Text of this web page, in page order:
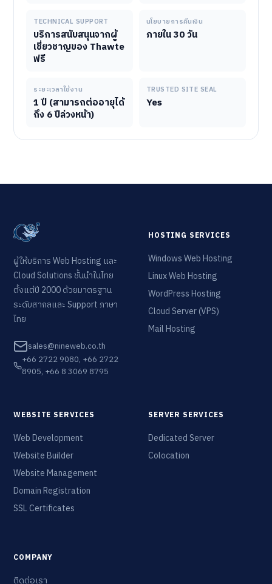
TECHNICAL SUPPORT
บริการสนับสนุนจากผู้
เชี่ยวชาญของ Thawte
ฟรี
นโยบายการคืนเงิน
ภายใน 30 วัน
ระยะเวลาใช้งาน
1 ปี (สามารถต่ออายุได้
ถึง 6 ปีล่วงหน้า)
TRUSTED SITE SEAL
Yes
ผู้ให้บริการ Web Hosting และ
Cloud Solutions ชั้นนำในไทย
ตั้งแต่ปี 2000 ด้วยมาตรฐาน
ระดับสากลและ Support ภาษา
ไทย
sales@nineweb.co.th
+66 2722 9080, +66 2722
8905, +66 8 3069 8795
HOSTING SERVICES
Windows Web Hosting
Linux Web Hosting
WordPress Hosting
Cloud Server (VPS)
Mail Hosting
WEBSITE SERVICES
Web Development
Website Builder
Website Management
Domain Registration
SSL Certificates
SERVER SERVICES
Dedicated Server
Colocation
COMPANY
ติดต่อเรา